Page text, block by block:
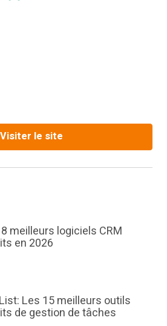
Visiter le site
meilleurs logiciels CRM
en 2026
Les 15 meilleurs outils
de gestion de tâches